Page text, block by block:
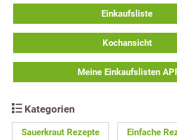
Einkaufsliste
Kochansicht
Meine Einkaufslisten
Kategorien
Sauerkraut Rezepte Einfache